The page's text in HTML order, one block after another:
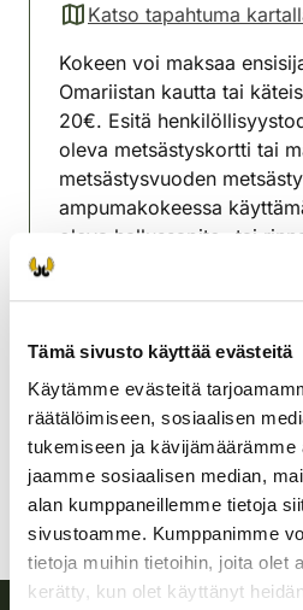
Tämä sivusto käyttää evästeitä
Käytämme evästeitä
räätälöimiseen, sosiaalisen
tukemiseen ja
jaamme sosiaalisen median,
alan kumppaneillemme tietoja
sivustoamme. Kumppanimme
tietoja muihin tietoihin, joita olet
kerätty, kun olet käyttänyt
Katso tapahtuma
(avautuu uuteen
Kokeen voi maksaa
Omariistan kautta tai
20€. Esitä
oleva metsästyskortti tai
metsästysvuoden
ampumakokeessa
oleva hallussapito- tai
Etelä-Savo